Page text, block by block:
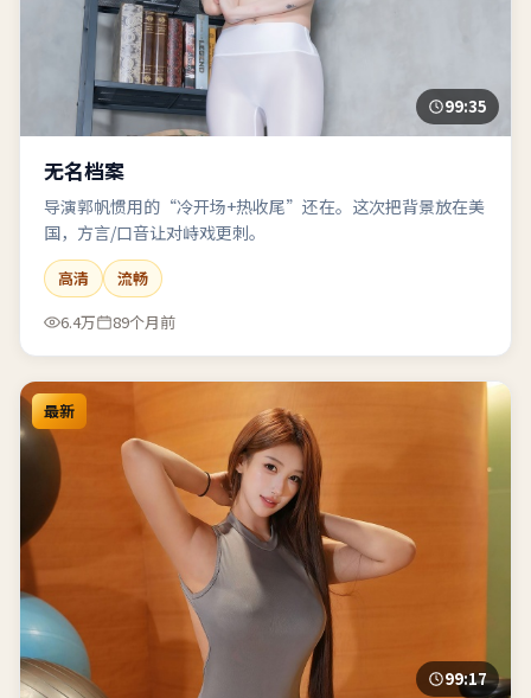
99:35
无名档案
导演郭帆惯用的“冷开场+热收尾”还在。这次把背景放在美
国，方言/口音让对峙戏更刺。
高清
流畅
6.4万
89个月前
最新
99:17